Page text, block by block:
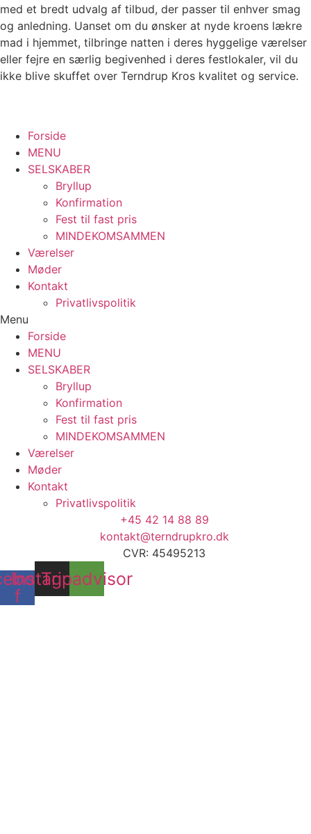
med et bredt udvalg af tilbud, der passer til enhver smag
og anledning. Uanset om du ønsker at nyde kroens lækre
mad i hjemmet, tilbringe natten i deres hyggelige værelser
eller fejre en særlig begivenhed i deres festlokaler, vil du
ikke blive skuffet over Terndrup Kros kvalitet og service.
Forside
MENU
SELSKABER
Bryllup
Konfirmation
Fest til fast pris
MINDEKOMSAMMEN
Værelser
Møder
Kontakt
Privatlivspolitik
Menu
Forside
MENU
SELSKABER
Bryllup
Konfirmation
Fest til fast pris
MINDEKOMSAMMEN
Værelser
Møder
Kontakt
Privatlivspolitik
+45 42 14 88 89
kontakt@terndrupkro.dk
CVR: 45495213
f
Instagram
Tripadvisor